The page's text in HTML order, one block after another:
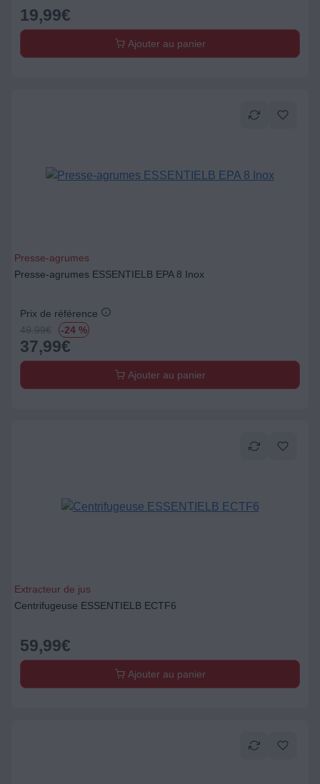
19,99€
Ajouter au panier
Presse-agrumes
Presse-agrumes ESSENTIELB EPA 8 Inox
Prix de référence
49.99€ -24 %
37,99€
Ajouter au panier
Extracteur de jus
Centrifugeuse ESSENTIELB ECTF6
59,99€
Ajouter au panier